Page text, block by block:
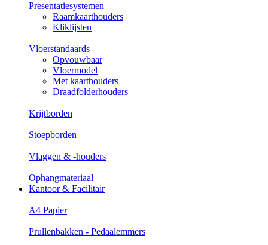
Presentatiesystemen
Raamkaarthouders
Kliklijsten
Vloerstandaards
Opvouwbaar
Vloermodel
Met kaarthouders
Draadfolderhouders
Krijtborden
Stoepborden
Vlaggen & -houders
Ophangmateriaal
Kantoor & Facilitair
A4 Papier
Prullenbakken - Pedaalemmers